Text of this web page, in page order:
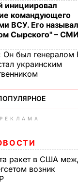
инициировал
командующего
ВСУ. Его
Сырского" – СМИ
Он был генералом
украинским
РЕКЛАМА
ракет в США
возник